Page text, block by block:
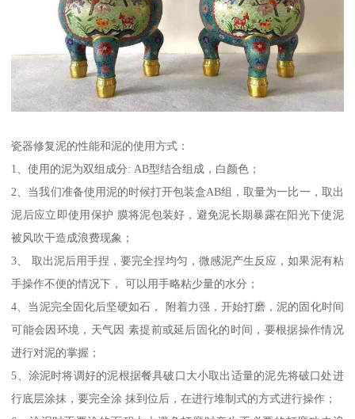
瓷器修复泥的性能和泥的使用方式：
1、使用的泥为双组成分: AB型结合组成，白颜色；
2、当我们准备使用泥的时候打开包装盒AB组，取量为一比一，取出
泥后应立即使用保护 膜将泥包装好，避免泥长期暴露在阳光下使泥
被风吹干造成浪费现象；
3、 取出泥后用手捏，要完全捏均匀，微感泥产生反应，如果泥有粘
手操作不便的情况下， 可以用手略粘少量的水分；
4、当泥完全固化后坚硬如石， 附着力强，开始打磨，泥的固化时间
可能会因环境，天气因 素提前或延后固化的时间，要根据操作情况
进行对泥的掌握；
5、涂泥时将调好的泥根据餐具破口大小取出适量的泥先将破口处进
行底层涂抹，要完全涂 抹到位后，在进行堆制式的方式进行操作；